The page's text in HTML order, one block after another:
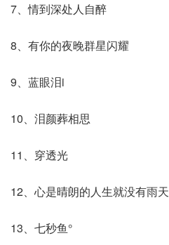
7、情到深处人自醉
8、有你的夜晚群星闪耀
9、蓝眼泪i
10、泪颜葬相思
11、穿透光
12、心是晴朗的人生就没有雨天
13、七秒鱼°